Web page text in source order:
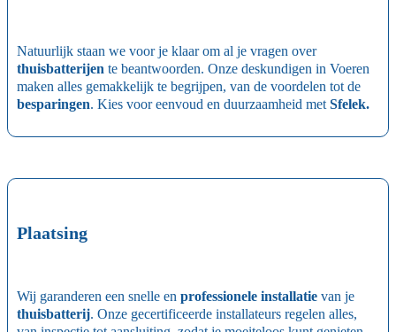
Natuurlijk staan we voor je klaar om al je vragen over
thuisbatterijen te beantwoorden. Onze deskundigen in Voeren
maken alles gemakkelijk te begrijpen, van de voordelen tot de
besparingen. Kies voor eenvoud en duurzaamheid metSfelek.
Plaatsing
Wij garanderen een snelle en professionele installatie van je
thuisbatterij. Onze gecertificeerde installateurs regelen alles,